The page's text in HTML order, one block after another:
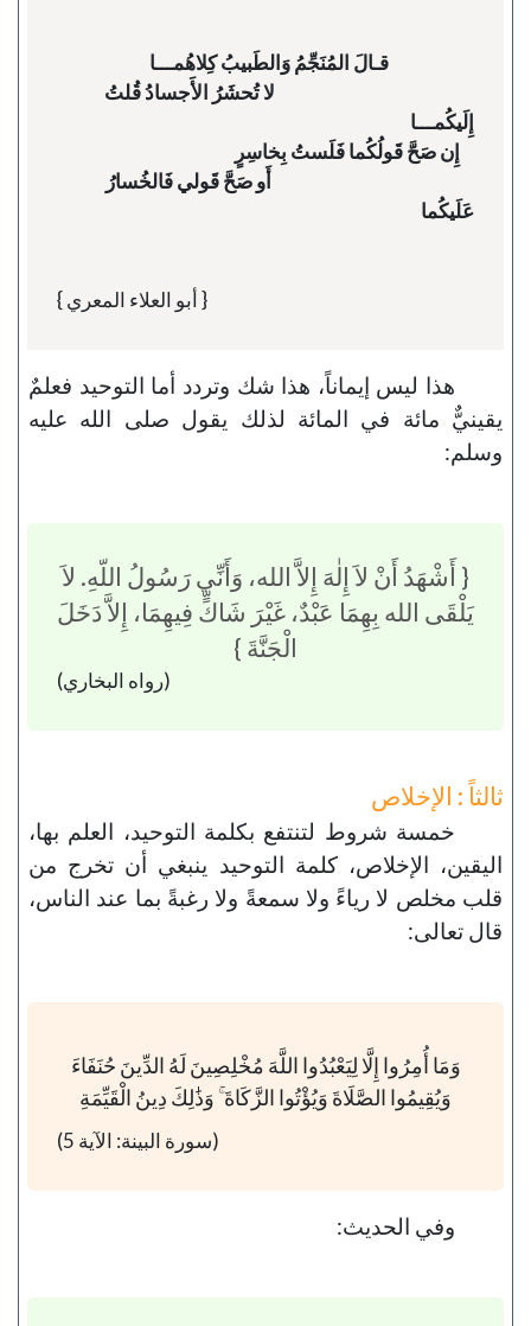
{ أبو العلاء المعري }
هذا ليس إيماناً، هذا شك وتردد أما التوحيد فعلمٌ
يقينيٌّ مائة في المائة لذلك يقول صلى الله عليه
وسلم:
{ أَشْهَدُ أَنْ لاَ إِلٰهَ إِلاَّ الله، وَأَنِّي رَسُولُ اللّهِ. لاَ
يَلْقَى الله بِهِمَا عَبْدٌ، غَيْرَ شَاكٍّ فِيهِمَا، إِلاَّ دَخَلَ
الْجَنَّةَ }
(رواه البخاري)
ثالثاً : الإخلاص
خمسة شروط لتنتفع بكلمة التوحيد، العلم بها،
اليقين، الإخلاص، كلمة التوحيد ينبغي أن تخرج من
قلب مخلص لا رياءً ولا سمعةً ولا رغبةً بما عند الناس،
قال تعالى:
وَمَا أُمِرُوا إِلَّا لِيَعْبُدُوا اللَّهَ مُخْلِصِينَ لَهُ الدِّينَ حُنَفَاءَ
وَيُقِيمُوا الصَّلَاةَ وَيُؤْتُوا الزَّكَاةَ ۚ وَذَٰلِكَ دِينُ الْقَيِّمَةِ
(سورة البينة: الآية 5)
وفي الحديث: